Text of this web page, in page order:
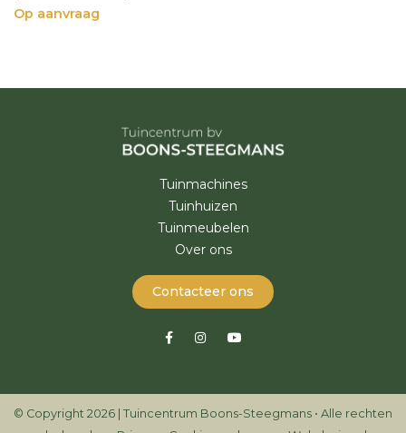
Op aanvraag
Tuinmachines
Tuinhuizen
Tuinmeubelen
Over ons
Contacteer ons
© Copyright 2026 | Tuincentrum Boons-Steegmans • Alle rechten